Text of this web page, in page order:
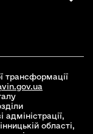
трансформації
адміністрації,
області,